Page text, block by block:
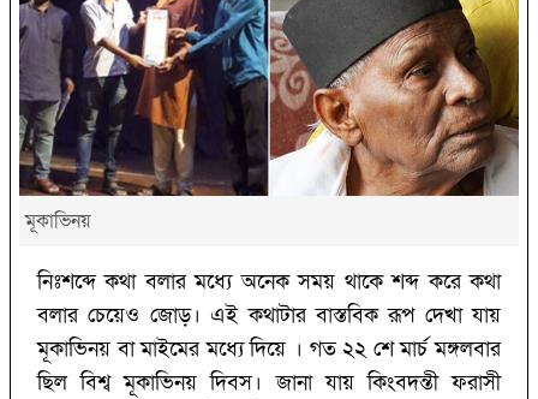
মূকাভিনয়
নিঃশব্দে কথা বলার মধ্যে অনেক সময় থাকে শব্দ করে কথা
বলার চেয়েও জোড়। এই কথাটার বাস্তবিক রূপ দেখা যায়
মূকাভিনয় বা মাইমের মধ্যে দিয়ে । গত ২২ শে মার্চ মঙ্গলবার
ছিল বিশ্ব মূকাভিনয় দিবস। জানা যায় কিংবদন্তী ফরাসী